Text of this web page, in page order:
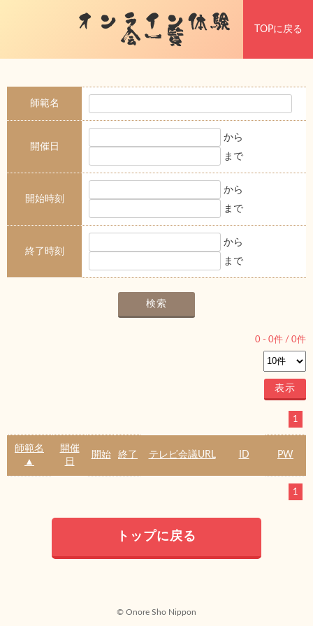
オンライン体験
会一覧 TOPに戻る
師範名
開催日
から
まで
開始時刻
から
まで
終了時刻
から
まで
0 - 0件 / 0件
1
師範名
▲
開催
日
開始 終了 テレビ会議URL ID PW
1
トップに戻る
© Onore Sho Nippon